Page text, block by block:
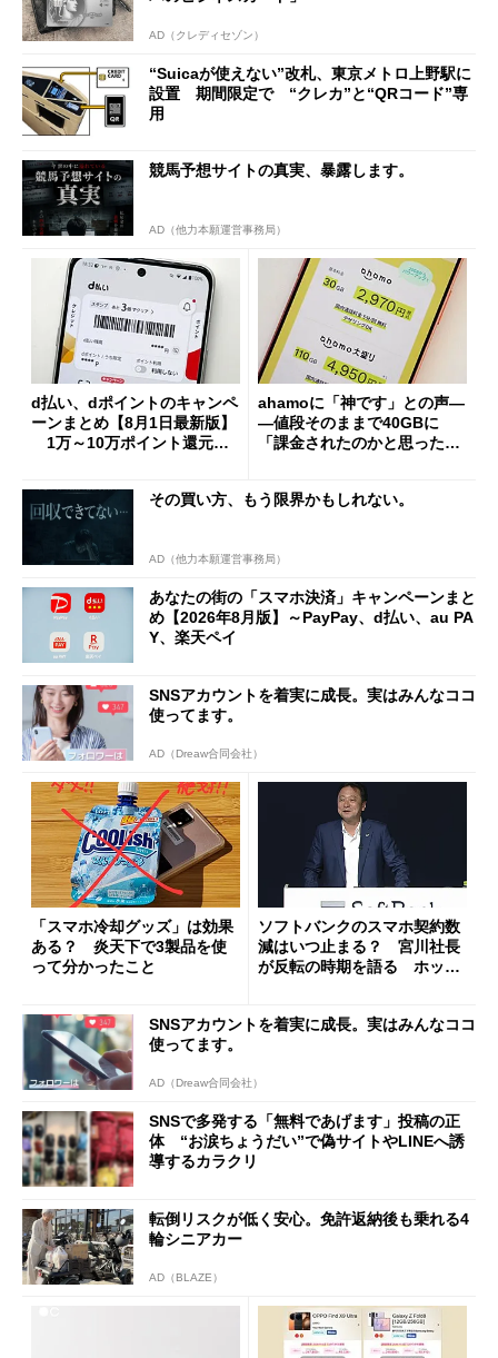
AD（クレディセゾン）
“Suicaが使えない”改札、東京メトロ上野駅に
設置 期間限定で “クレカ”と“QRコード”専
用
競馬予想サイトの真実、暴露します。
AD（他力本願運営事務局）
d払い、dポイントのキャンペ
ーンまとめ【8月1日最新版】
1万～10万ポイント還元の
ahamoに「神です」との声―
―値段そのままで40GBに
「課金されたのかと思った」
その買い方、もう限界かもしれない。
AD（他力本願運営事務局）
あなたの街の「スマホ決済」キャンペーンまと
め【2026年8月版】～PayPay、d払い、au PA
Y、楽天ペイ
SNSアカウントを着実に成長。実はみんなココ
使ってます。
AD（Dreaw合同会社）
「スマホ冷却グッズ」は効果
ある？ 炎天下で3製品を使
って分かったこと
ソフトバンクのスマホ契約数
減はいつ止まる？ 宮川社長
が反転の時期を語る ホッピ
SNSアカウントを着実に成長。実はみんなココ
使ってます。
AD（Dreaw合同会社）
SNSで多発する「無料であげます」投稿の正
体 “お涙ちょうだい”で偽サイトやLINEへ誘
導するカラクリ
転倒リスクが低く安心。免許返納後も乗れる4
輪シニアカー
AD（BLAZE）